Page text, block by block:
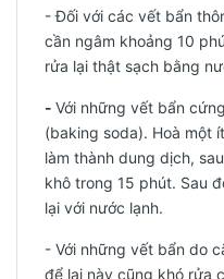
- Đối với các vết bẩn
cần ngâm khoảng 10
rửa lại thật sạch bằng
- Với những vết bẩn
(baking soda). Hoà một
làm thành dung dịch,
khô trong 15 phút. Sau
lại với nước lạnh.
- Với những vết bẩn do
để lại này cũng khó rửa